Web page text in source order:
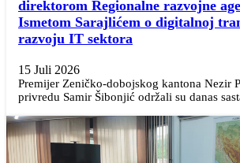
direktorom Regionalne razvojne
Ismetom Sarajlićem o digitalnoj
razvoju IT sektora
15 Juli 2026
Premijer Zeničko-dobojskog kantona Nezir
privredu Samir Šibonjić održali su danas